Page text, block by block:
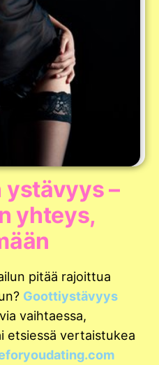
–
yhteys,
pitää rajoittua
Goottiystävyys
vaihtaessa,
etsiessä vertaistukea